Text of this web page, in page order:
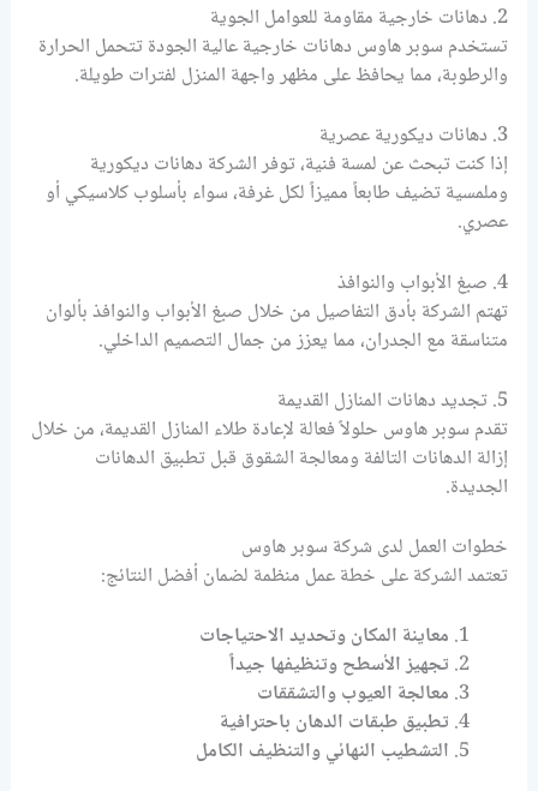
2. دهانات خارجية مقاومة للعوامل الجوية
تستخدم سوبر هاوس دهانات خارجية عالية الجودة تتحمل الحرارة
والرطوبة، مما يحافظ على مظهر واجهة المنزل لفترات طويلة.
3. دهانات ديكورية عصرية
إذا كنت تبحث عن لمسة فنية، توفر الشركة دهانات ديكورية
وملمسية تضيف طابعاً مميزاً لكل غرفة، سواء بأسلوب كلاسيكي أو
عصري.
4. صبغ الأبواب والنوافذ
تهتم الشركة بأدق التفاصيل من خلال صبغ الأبواب والنوافذ بألوان
متناسقة مع الجدران، مما يعزز من جمال التصميم الداخلي.
5. تجديد دهانات المنازل القديمة
تقدم سوبر هاوس حلولاً فعالة لإعادة طلاء المنازل القديمة، من خلال
إزالة الدهانات التالفة ومعالجة الشقوق قبل تطبيق الدهانات
الجديدة.
خطوات العمل لدى شركة سوبر هاوس
تعتمد الشركة على خطة عمل منظمة لضمان أفضل النتائج:
معاينة المكان وتحديد الاحتياجات
تجهيز الأسطح وتنظيفها جيداً
معالجة العيوب والتشققات
تطبيق طبقات الدهان باحترافية
التشطيب النهائي والتنظيف الكامل